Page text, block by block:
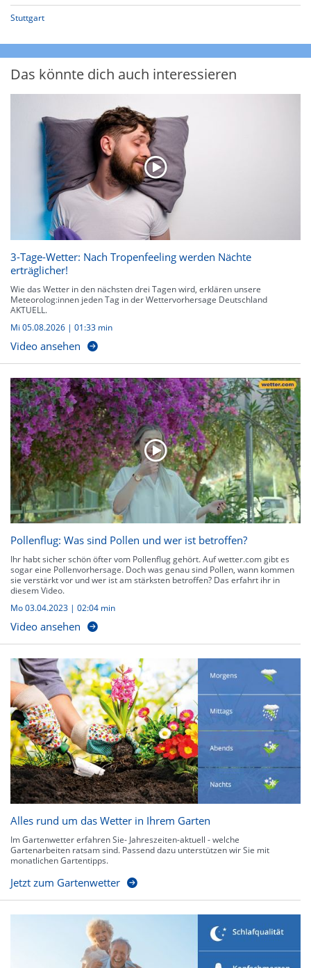
Stuttgart
Das könnte dich auch interessieren
3-Tage-Wetter: Nach Tropenfeeling werden Nächte
erträglicher!
Wie das Wetter in den nächsten drei Tagen wird, erklären unsere
Meteorolog:innen jeden Tag in der Wettervorhersage Deutschland
AKTUELL.
Mi 05.08.2026 | 01:33 min
Video ansehen
Pollenflug: Was sind Pollen und wer ist betroffen?
Ihr habt sicher schön öfter vom Pollenflug gehört. Auf wetter.com gibt es
sogar eine Pollenvorhersage. Doch was genau sind Pollen, wann kommen
sie verstärkt vor und wer ist am stärksten betroffen? Das erfahrt ihr in
diesem Video.
Mo 03.04.2023 | 02:04 min
Video ansehen
Alles rund um das Wetter in Ihrem Garten
Im Gartenwetter erfahren Sie- Jahreszeiten-aktuell - welche
Gartenarbeiten ratsam sind. Passend dazu unterstützen wir Sie mit
monatlichen Gartentipps.
Jetzt zum Gartenwetter